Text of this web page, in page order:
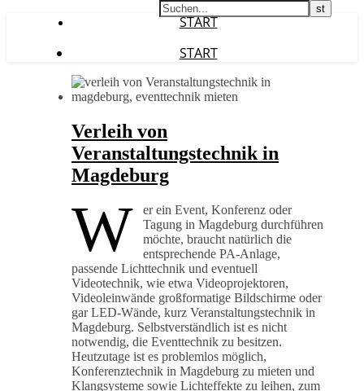
START
START
Verleih von
Veranstaltungstechnik in
Magdeburg
W
er ein Event, Konferenz oder
Tagung in Magdeburg durchführen
möchte, braucht natürlich die
entsprechende PA-Anlage,
passende Lichttechnik und eventuell
Videotechnik, wie etwa Videoprojektoren,
Videoleinwände großformatige Bildschirme oder
gar LED-Wände, kurz Veranstaltungstechnik in
Magdeburg. Selbstverständlich ist es nicht
notwendig, die Eventtechnik zu besitzen.
Heutzutage ist es problemlos möglich,
Konferenztechnik in Magdeburg zu mieten und
Klangsysteme sowie Lichteffekte zu leihen, zum